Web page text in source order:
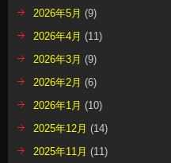
2026年5月 (9)
2026年4月 (11)
2026年3月 (9)
2026年2月 (6)
2026年1月 (10)
2025年12月 (14)
2025年11月 (11)